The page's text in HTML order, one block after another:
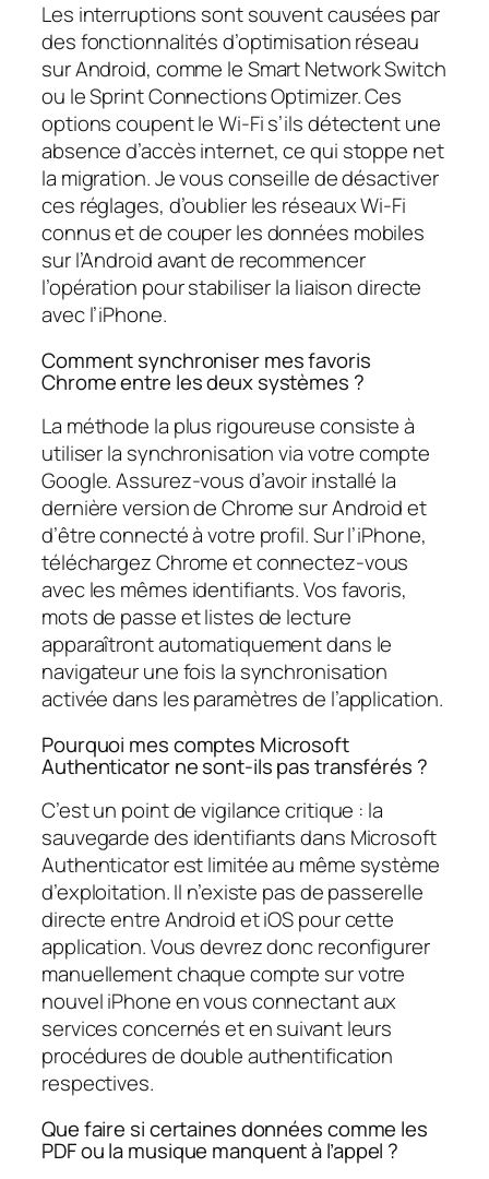
Les interruptions sont souvent causées par
des fonctionnalités d’optimisation réseau
sur Android, comme le Smart Network Switch
ou le Sprint Connections Optimizer. Ces
options coupent le Wi-Fi s’ils détectent une
absence d’accès internet, ce qui stoppe net
la migration. Je vous conseille de désactiver
ces réglages, d’oublier les réseaux Wi-Fi
connus et de couper les données mobiles
sur l’Android avant de recommencer
l’opération pour stabiliser la liaison directe
avec l’iPhone.
Comment synchroniser mes favoris
Chrome entre les deux systèmes ?
La méthode la plus rigoureuse consiste à
utiliser la synchronisation via votre compte
Google. Assurez-vous d’avoir installé la
dernière version de Chrome sur Android et
d’être connecté à votre profil. Sur l’iPhone,
téléchargez Chrome et connectez-vous
avec les mêmes identifiants. Vos favoris,
mots de passe et listes de lecture
apparaîtront automatiquement dans le
navigateur une fois la synchronisation
activée dans les paramètres de l’application.
Pourquoi mes comptes Microsoft
Authenticator ne sont-ils pas transférés ?
C’est un point de vigilance critique : la
sauvegarde des identifiants dans Microsoft
Authenticator est limitée au même système
d’exploitation. Il n’existe pas de passerelle
directe entre Android et iOS pour cette
application. Vous devrez donc reconfigurer
manuellement chaque compte sur votre
nouvel iPhone en vous connectant aux
services concernés et en suivant leurs
procédures de double authentification
respectives.
Que faire si certaines données comme les
PDF ou la musique manquent à l’appel ?